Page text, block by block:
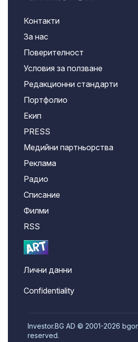
Контакти
За нас
Поверителност
Условия за ползване
Редакционни стандарти
Портфолио
Екип
PRESS
Медийни партньорства
Реклама
Радио
Списание
Филми
RSS
Лични данни
Confidentiality
Investor.BG AD © 2001-2026
reserved.